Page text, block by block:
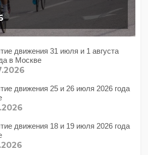
движения 31 июля и 1 августа
в Москве
движения 25 и 26 июля 2026 года
движения 18 и 19 июля 2026 года